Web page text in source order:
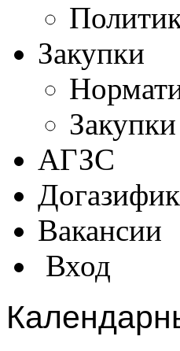
Закупки
Закупки
АГЗС
Вакансии
Вход